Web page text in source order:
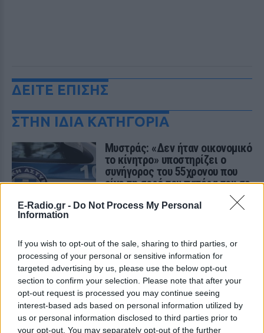
E-Radio.gr - Do Not Process My Personal
Information
If you wish to opt-out of the sale, sharing to third parties, or
processing of your personal or sensitive information for
targeted advertising by us, please use the below opt-out
section to confirm your selection. Please note that after your
opt-out request is processed you may continue seeing
interest-based ads based on personal information utilized by
us or personal information disclosed to third parties prior to
your opt-out. You may separately opt-out of the further
ΔΕΙΤΕ ΕΠΙΣΗΣ
ΣΤΗΝ ΙΔΙΑ ΚΑΤΗΓΟΡΙΑ
Μυστράς: «Δεν ήταν οικονομικό
το κίνητρο» υποστηρίζει ο
συνήγορος του 55χρονου που
είχε τη σορό του πατέρα του σε
ΠΡΙΝ 10 ΏΡΕΣ
εξάρτηση από τους γονείς του
Βόλος: 26χρονος απείλησε να
σφάξει τη μητέρα του και
χτύπησε τον αδελφό του για το
πρωινό
ΠΡΙΝ 10 ΏΡΕΣ